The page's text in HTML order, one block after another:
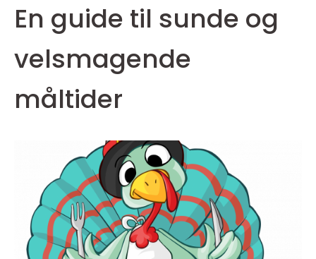
En guide til sunde og
velsmagende
måltider